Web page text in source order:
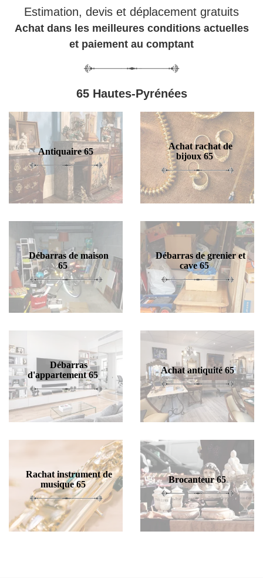
Estimation, devis et déplacement gratuits
Achat dans les meilleures conditions actuelles
et paiement au comptant
65 Hautes-Pyrénées
Antiquaire 65
Achat rachat de
bijoux 65
Débarras de maison
65
Débarras de grenier et
cave 65
Débarras
d'appartement 65
Achat antiquité 65
Rachat instrument de
musique 65
Brocanteur 65